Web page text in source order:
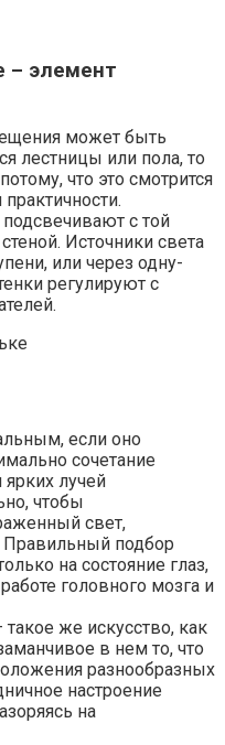
– элемент
может быть
лестницы или пола, то
что это смотрится
с той
Источники света
или через одну-
регулируют с
если оно
сочетание
лучей
чтобы
свет,
подбор
на состояние глаз,
головного мозга и
же искусство, как
в нем то, что
разнообразных
настроение
на